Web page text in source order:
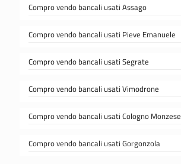
Compro vendo bancali usati Assago
Compro vendo bancali usati Pieve Emanuele
Compro vendo bancali usati Segrate
Compro vendo bancali usati Vimodrone
Compro vendo bancali usati Cologno Monzese
Compro vendo bancali usati Gorgonzola